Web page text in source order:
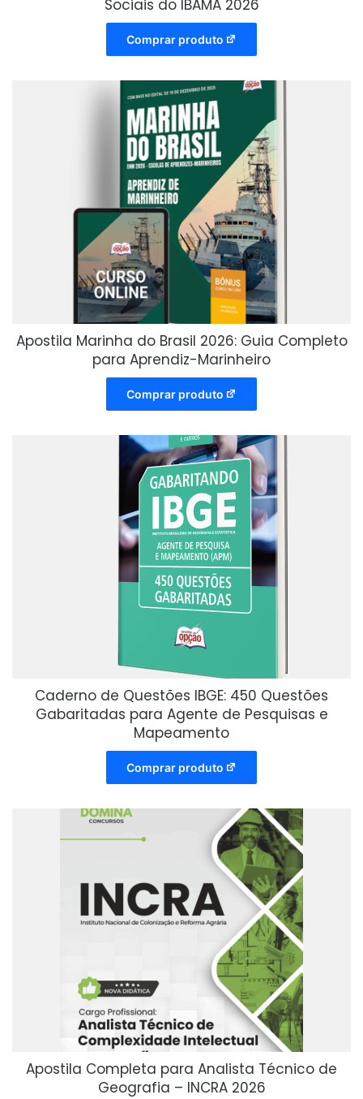
Sociais do IBAMA 2026
Comprar produto
Apostila Marinha do Brasil 2026: Guia Completo
para Aprendiz-Marinheiro
Comprar produto
Caderno de Questões IBGE: 450 Questões
Gabaritadas para Agente de Pesquisas e
Mapeamento
Comprar produto
Apostila Completa para Analista Técnico de
Geografia – INCRA 2026